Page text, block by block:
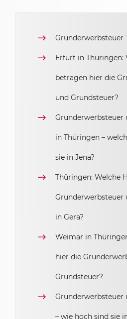
Grunderwerbsteuer
Erfurt in Thüringen:
betragen hier die
und Grundsteuer?
Grunderwerbsteuer
in Thüringen –
sie in Jena?
Thüringen: Welche
Grunderwerbsteuer
in Gera?
Weimar in
hier die
Grundsteuer?
Grunderwerbsteuer
– wie hoch sind sie